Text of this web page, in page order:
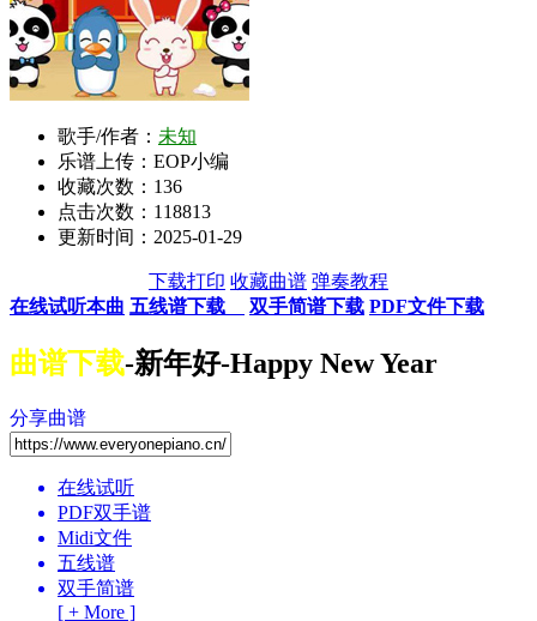
歌手/作者： 未知
乐谱上传：EOP小编
收藏次数： 136
点击次数：118813
更新时间：2025-01-29
下载打印 收藏曲谱 弹奏教程
在线试听本曲 五线谱下载 双手简谱下载 PDF文件下载
曲谱下载-新年好-Happy New Year
分享曲谱
在线试听
PDF双手谱
Midi文件
五线谱
双手简谱
[ + More ]